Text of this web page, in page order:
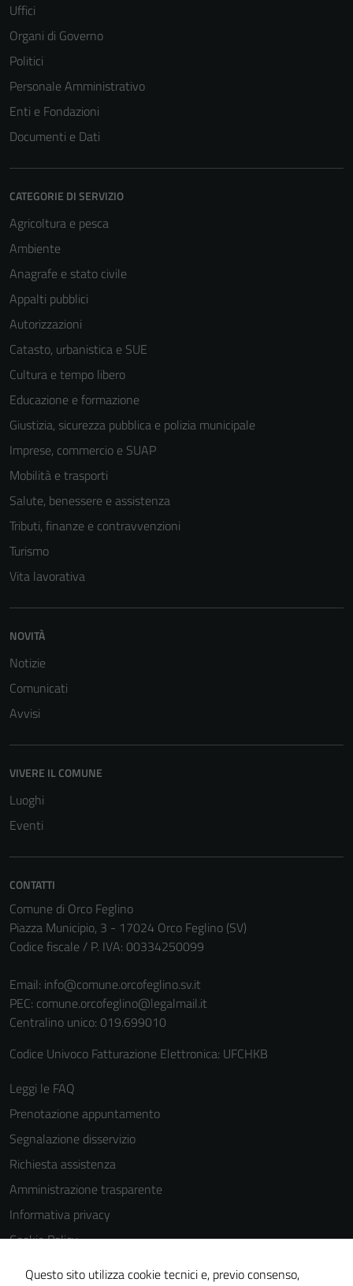
Uffici
Organi di Governo
Politici
Personale Amministrativo
Enti e Fondazioni
Documenti e Dati
CATEGORIE DI SERVIZIO
Agricoltura e pesca
Ambiente
Anagrafe e stato civile
Appalti pubblici
Autorizzazioni
Catasto, urbanistica e SUE
Cultura e tempo libero
Educazione e formazione
Giustizia, sicurezza pubblica e polizia municipale
Imprese, commercio e SUAP
Mobilità e trasporti
Salute, benessere e assistenza
Tributi, finanze e contravvenzioni
Turismo
Vita lavorativa
NOVITÀ
Notizie
Comunicati
Avvisi
VIVERE IL COMUNE
Luoghi
Eventi
CONTATTI
Comune di Orco Feglino
Piazza Municipio, 3 - 17024 Orco Feglino (SV)
Codice fiscale / P. IVA: 00334250099
Email: info@comune.orcofeglino.sv.it
PEC: comune.orcofeglino@legalmail.it
Centralino unico: 019.699010
Codice Univoco Fatturazione Elettronica: UFCHKB
Leggi le FAQ
Prenotazione appuntamento
Segnalazione disservizio
Richiesta assistenza
Amministrazione trasparente
Informativa privacy
Cookie Policy
Note legali
Questo sito utilizza cookie tecnici e, previo consenso,
Questi cookie
informazioni